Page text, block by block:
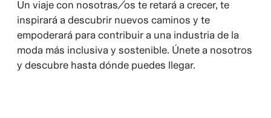
Un viaje con nosotras/os te retará a crecer, te
inspirará a descubrir nuevos caminos y te
empoderará para contribuir a una industria de la
moda más inclusiva y sostenible. Únete a nosotros
y descubre hasta dónde puedes llegar.